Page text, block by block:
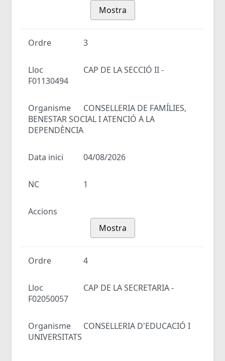
Mostra
Ordre 3
Lloc
CAP DE LA SECCIÓ II -
F01130494
Organisme
CONSELLERIA DE FAMÍLIES,
BENESTAR SOCIAL I ATENCIÓ A LA
DEPENDÈNCIA
Data inici 04/08/2026
NC 1
Accions
Mostra
Ordre 4
Lloc
CAP DE LA SECRETARIA -
F02050057
Organisme
CONSELLERIA D'EDUCACIÓ I
UNIVERSITATS